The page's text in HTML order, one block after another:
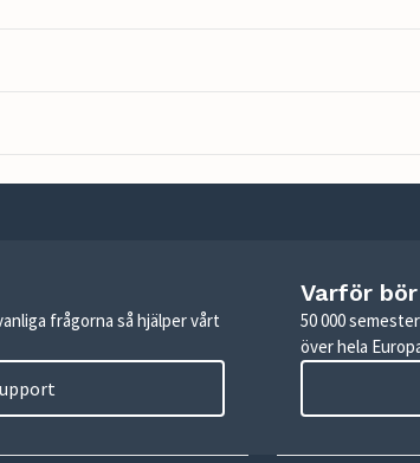
frågorna så hjälper vårt
Varför
50 000
över hela